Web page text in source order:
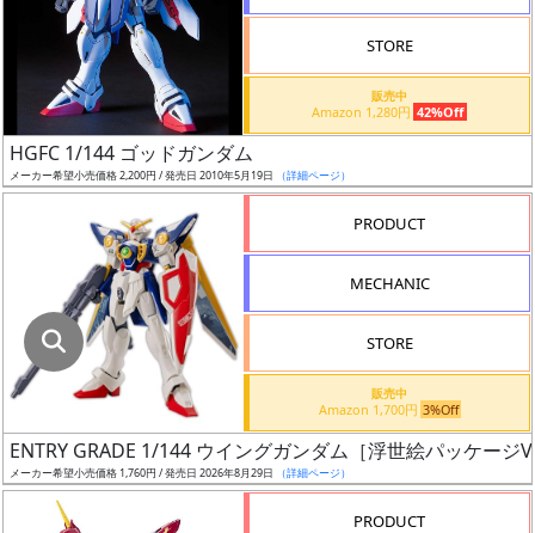
最
安
ボ
ク
ス
ア
STORE
販売中
Amazon 1,280円 42%Off
HGFC 1/144 ゴッドガンダム
メーカー希望小売価格 2,200円 / 発売日 2010年5月19日 （詳細ページ）
PRODUCT
MECHANIC
STORE
販売中
Amazon 1,700円 3%Off
ENTRY GRADE 1/144 ウイングガンダム［浮世絵パッケージ
メーカー希望小売価格 1,760円 / 発売日 2026年8月29日 （詳細ページ）
PRODUCT